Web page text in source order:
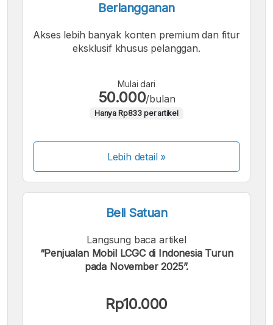
Berlangganan
Akses lebih banyak konten premium dan fitur
eksklusif khusus pelanggan.
Mulai dari
50.000/bulan
Hanya Rp833 per artikel
Lebih detail »
Beli Satuan
Langsung baca artikel
“Penjualan Mobil LCGC di Indonesia Turun
pada November 2025”.
Rp10.000
Kami menerima pembayaran berikut: